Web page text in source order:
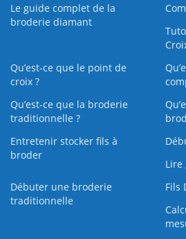
Le guide complet de la
broderie diamant
Qu’est-ce que le point de
croix ?
Qu’est-ce que la broderie
traditionnelle ?
Entretenir stocker fils à
broder
Débuter une broderie
traditionnelle
Fils